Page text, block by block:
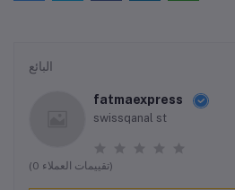
البائع
fatmaexpress
swissqanal st
(0 تقييمات العملاء)